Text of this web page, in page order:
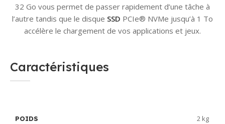
32 Go vous permet de passer rapidement d’une tâche à
l’autre tandis que le disque SSD PCIe® NVMe jusqu’à 1 To
accélère le chargement de vos applications et jeux.
Caractéristiques
POIDS 2 kg